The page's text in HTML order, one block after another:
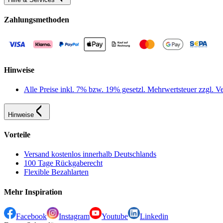
Zahlungsmethoden
Hinweise
Alle Preise inkl. 7% bzw. 19% gesetzl. Mehrwertsteuer zzgl.
Hinweise
Vorteile
Versand kostenlos innerhalb Deutschlands
100 Tage Rückgaberecht
Flexible Bezahlarten
Mehr Inspiration
Facebook Instagram Youtube
Linkedin